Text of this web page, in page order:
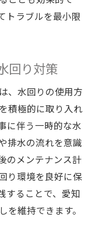
トラブルを最小限
回り対策
、水回りの使用方
積極的に取り入れ
に伴う一時的な水
排水の流れを意識
のメンテナンス計
り環境を良好に保
することで、愛知
維持できます。